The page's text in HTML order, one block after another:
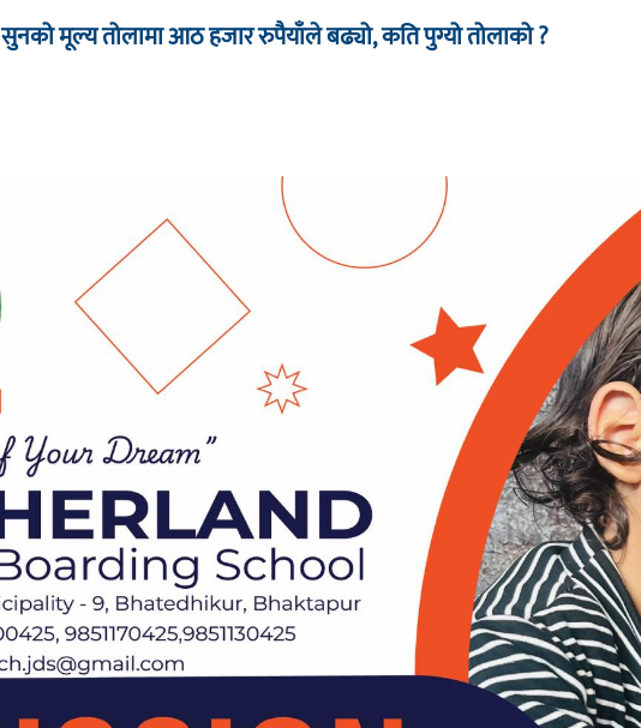
सुनको मूल्य तोलामा आठ हजार रुपैयाँले बढ्यो, कति पुग्यो तोलाको ?